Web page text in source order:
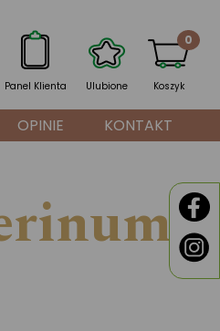
Panel Klienta Ulubione Koszyk
0
OPINIE KONTAKT